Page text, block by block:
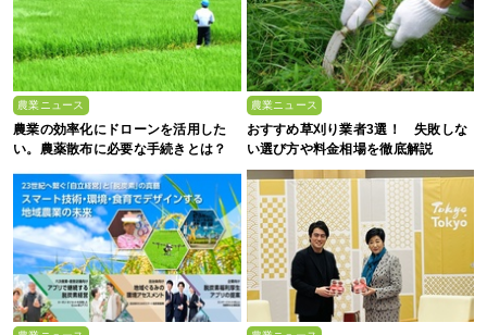
農業ニュース
農業の効率化にドローンを活用した
い。農薬散布に必要な手続きとは？
農業ニュース
おすすめ草刈り業者3選！ 失敗しな
い選び方や料金相場を徹底解説